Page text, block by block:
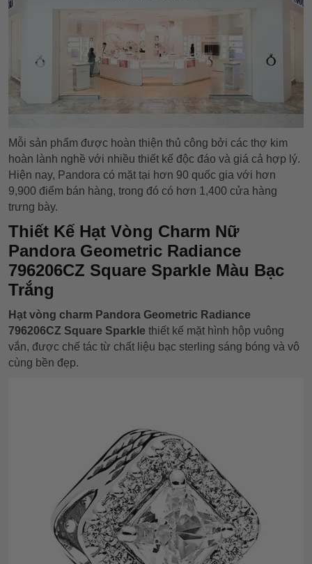
Mỗi sản phẩm được hoàn thiện thủ công bởi các thợ kim
hoàn lành nghề với nhiều thiết kế độc đáo và giá cả hợp lý.
Hiện nay, Pandora có mặt tại hơn 90 quốc gia với hơn
9,900 điểm bán hàng, trong đó có hơn 1,400 cửa hàng
trưng bày.
Thiết Kế Hạt Vòng Charm Nữ
Pandora Geometric Radiance
796206CZ Square Sparkle Màu Bạc
Trắng
Hạt vòng charm Pandora Geometric Radiance
796206CZ Square Sparkle thiết kế mặt hình hộp vuông
vắn, được chế tác từ chất liệu bạc sterling sáng bóng và vô
cùng bền đẹp.